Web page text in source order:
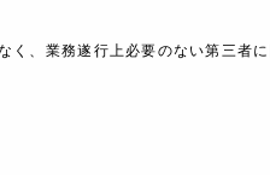
、業務遂行上必要のない第三者